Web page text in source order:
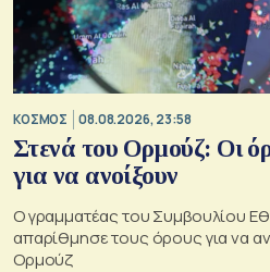
ΚΟΣΜΟΣ 08.08.2026, 23:58
Στενά του Ορμούζ: Οι
για να ανοίξουν
Ο γραμματέας του Συμβουλίου
απαρίθμησε τους όρους για να
Ορμούζ